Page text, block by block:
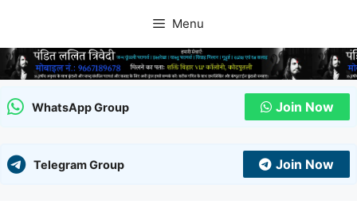
content
Menu
WhatsApp Group Join Now
Telegram Group Join Now